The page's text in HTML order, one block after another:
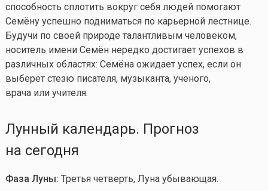
способность сплотить вокруг себя людей помогают
Семёну успешно подниматься по карьерной лестнице.
Будучи по своей природе талантливым человеком,
носитель имени Семён нередко достигает успехов в
различных областях: Семёна ожидает успех, если он
выберет стезю писателя, музыканта, ученого,
врача или учителя.
Лунный календарь. Прогноз
на сегодня
Фаза Луны: Третья четверть, Луна убывающая.